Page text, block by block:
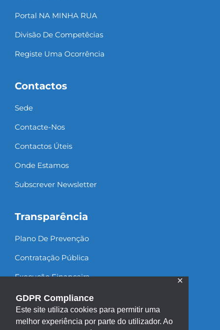
GDPR Compliance
Este site utiliza cookies para permitir uma
melhor experiência por parte do utilizador. Ao
✕
Portal NA MINHA RUA
Divisão De Competêcias
Registe Uma Ocorrência
Contactos
Sede
Contacte-Nos
Contactos Úteis
Onde Estamos
Subscrever Newsletter
Transparência
Plano De Prevenção
Contratação Pública
Execução Financeira
Recursos Humanos